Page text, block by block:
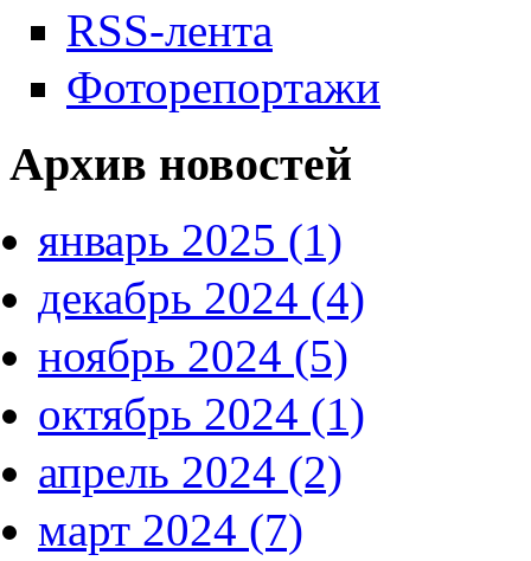
RSS-лента
Фоторепортажи
Архив новостей
январь 2025 (1)
декабрь 2024 (4)
ноябрь 2024 (5)
октябрь 2024 (1)
апрель 2024 (2)
март 2024 (7)